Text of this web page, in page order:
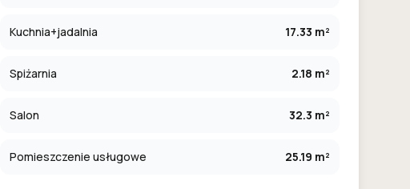
Kuchnia+jadalnia 17.33 m²
Spiżarnia 2.18 m²
Salon 32.3 m²
Pomieszczenie usługowe 25.19 m²